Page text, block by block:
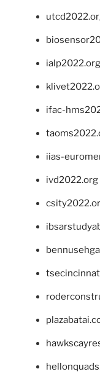
ialp2022.org
ifac-
iias-
ivd2022.org